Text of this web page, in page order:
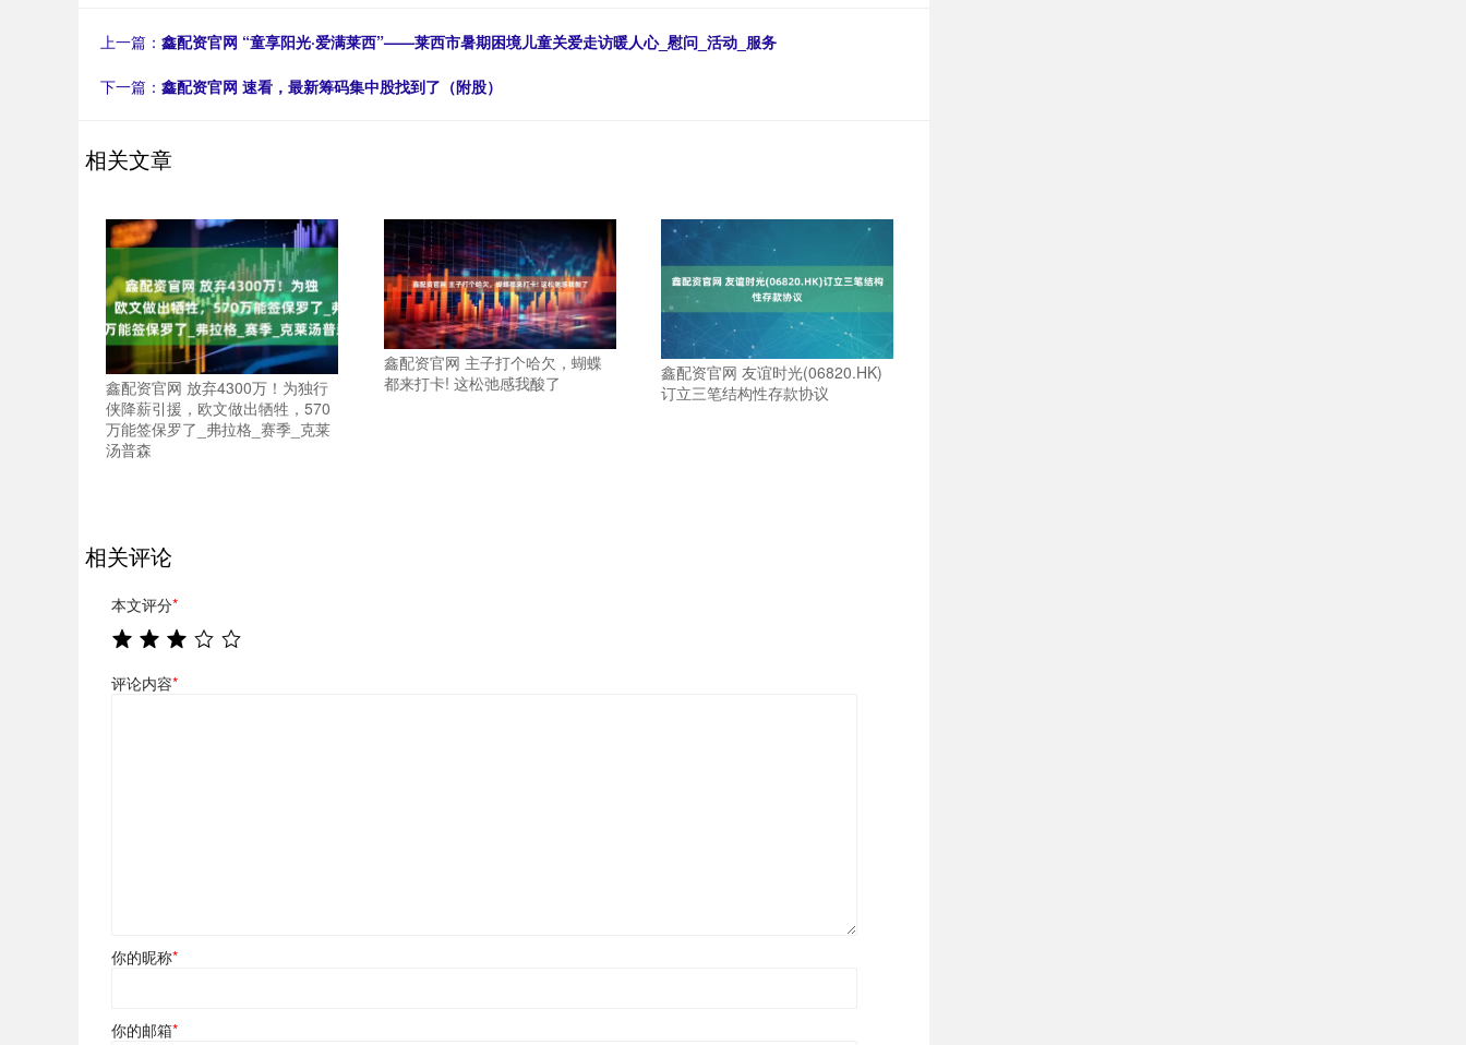
上一篇： 鑫配资官网 “童享阳光·爱满莱西”——莱西市暑期困境儿童关爱走访暖人心_慰问_活动_服务
下一篇： 鑫配资官网 速看，最新筹码集中股找到了（附股）
相关文章
鑫配资官网 放弃4300万！为独行
侠降薪引援，欧文做出牺牲，570
万能签保罗了_弗拉格_赛季_克莱
汤普森
鑫配资官网 主子打个哈欠，蝴蝶
都来打卡! 这松弛感我酸了
鑫配资官网 友谊时光(06820.HK)
订立三笔结构性存款协议
相关评论
本文评分*
评论内容*
你的昵称*
你的邮箱*